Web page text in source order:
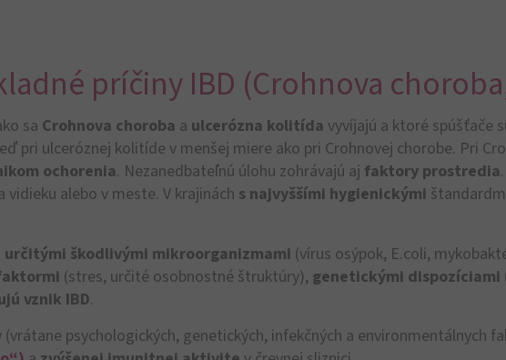
príčiny IBD (Crohnova
sa Crohnova choroba a ulcerózna kolitída vyvíjajú a ktoré spúšťače
pri ulceróznej kolitíde v menšej miere ako pri Crohnovej chorobe. Pri
ochorenia. Nezanedbateľnú úlohu zohrávajú aj faktory prostredia
vidieku alebo v meste. V krajinách s najvyššími hygienickými
škodlivými mikroorganizmami (vírus osýpok, E.coli,
(stres, určité osobnostné štruktúry), genetickými dispozíciami
vznik IBD.
psychologických, genetických, infekčných a environmentálnych